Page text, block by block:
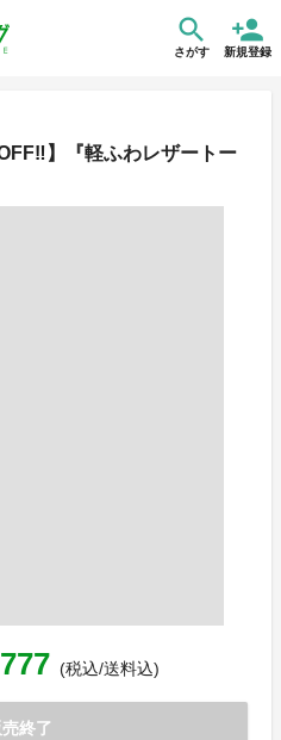
さがす 新規登録
】『軽ふわレザートー
(税込/送料込)
売終了